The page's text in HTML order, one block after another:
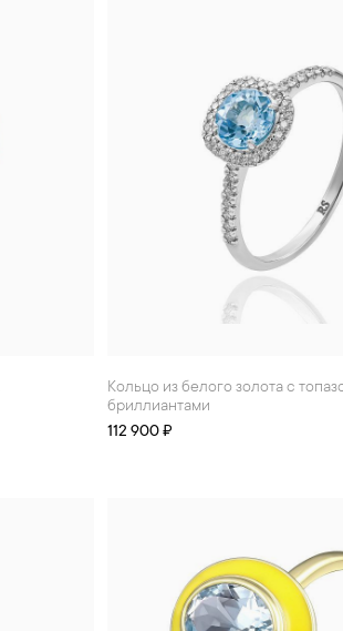
Кольцо из белого золота с топазом и
бриллиантами
112 900 ₽